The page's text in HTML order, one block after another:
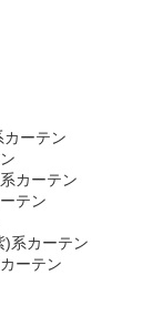
ーテン
カーテン
テン
)系カーテン
ーテン